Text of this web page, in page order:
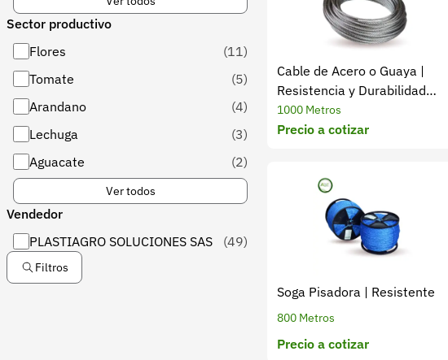
Sector productivo
Flores
(11)
Tomate
(5)
Arandano
(4)
Lechuga
(3)
Aguacate
(2)
Ver todos
Vendedor
PLASTIAGRO SOLUCIONES SAS
(49)
Filtros
Cable de Acero o Guaya |
Resistencia y Durabilidad
Garantizada
1000 Metros
Precio a cotizar
Soga Pisadora | Resistente
800 Metros
Precio a cotizar